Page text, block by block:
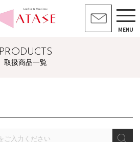
MENU
PRODUCTS
取扱商品一覧